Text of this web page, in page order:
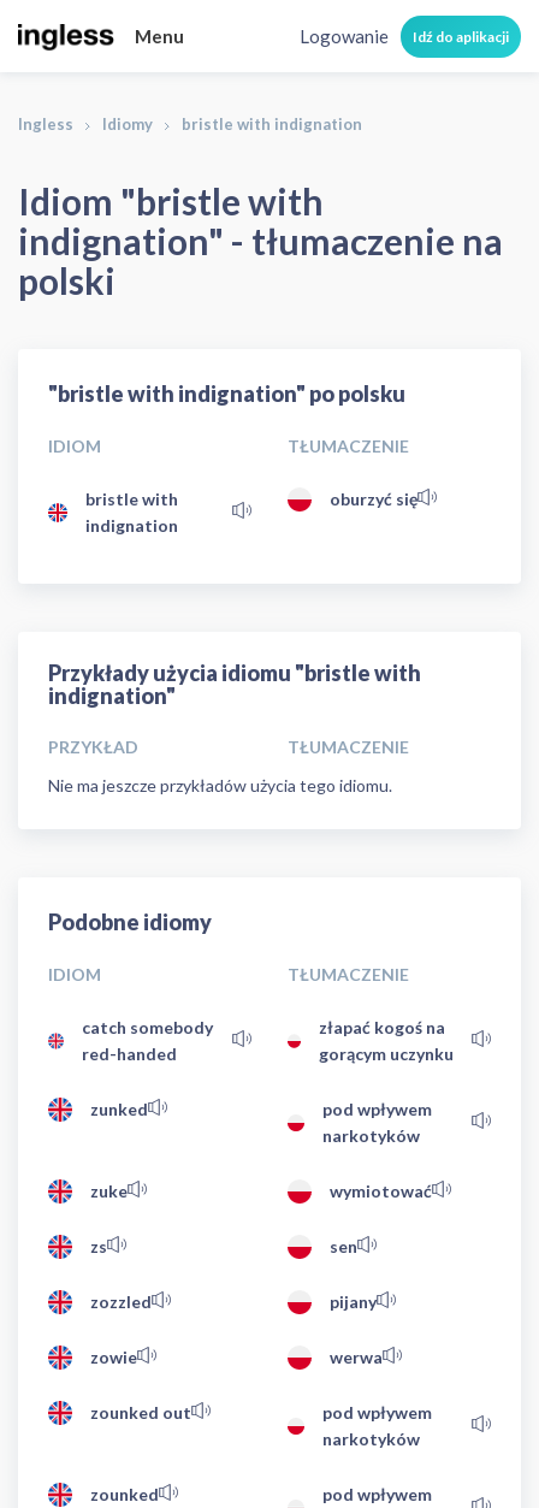
Menu Logowanie Idź do aplikacji
Ingless Idiomy bristle with indignation
Idiom "bristle with
indignation" - tłumaczenie na
polski
"bristle with indignation" po polsku
IDIOM TŁUMACZENIE
bristle with
indignation
oburzyć się
Przykłady użycia idiomu "bristle with
indignation"
PRZYKŁAD
TŁUMACZENIE
Nie ma jeszcze przykładów użycia tego idiomu.
Podobne idiomy
IDIOM TŁUMACZENIE
catch somebody
red-handed
złapać kogoś na
gorącym uczynku
zunked
pod wpływem
narkotyków
zuke wymiotować
zs sen
zozzled pijany
zowie werwa
zounked out
pod wpływem
narkotyków
zounked
pod wpływem